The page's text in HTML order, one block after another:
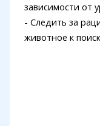
зависимости от
- Следить за
животное к